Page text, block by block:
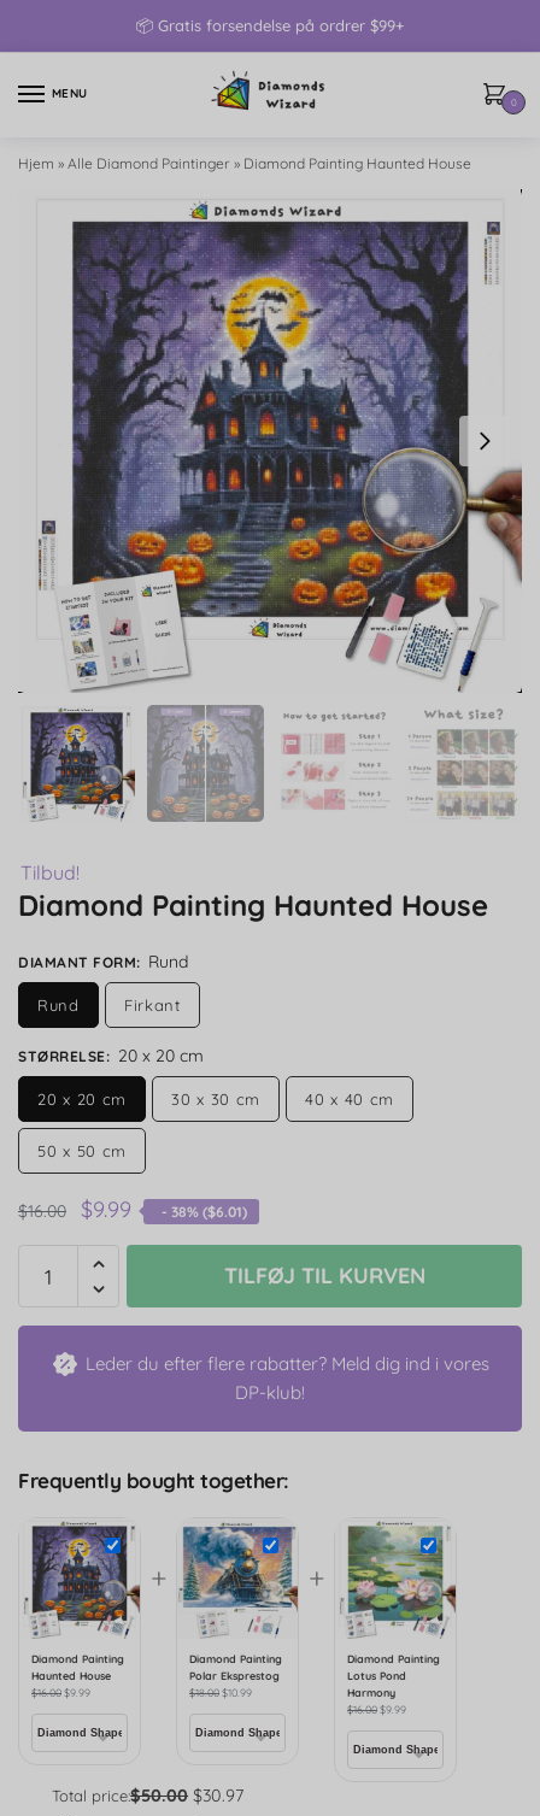
📦 Gratis forsendelse på ordrer $99+
MENU
0
Hjem » Alle Diamond Paintinger » Diamond Painting Haunted House
Tilbud!
Diamond Painting Haunted House
DIAMANT FORM: Rund
Rund Firkant
STØRRELSE: 20 x 20 cm
20 x 20 cm 30 x 30 cm 40 x 40 cm
50 x 50 cm
$16.00 $9.99 - 38% ($6.01)
TILFØJ TIL KURVEN
Leder du efter flere rabatter? Meld dig ind i vores
DP-klub!
Frequently bought together:
Diamond Painting
Haunted House
$16.00$9.99
+
Diamond Painting
Polar Eksprestog
$18.00$10.99
+
Diamond Painting
Lotus Pond
Harmony
$16.00$9.99
Total price:$50.00 $30.97